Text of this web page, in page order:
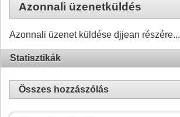
Azonnali üzenetküldés
Azonnali üzenet küldése djjean részére...
Statisztikák
Összes hozzászólás